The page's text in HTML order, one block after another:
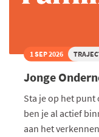
1 SEP 2026
Jonge
Sta je op het
ben je al actief
aan het